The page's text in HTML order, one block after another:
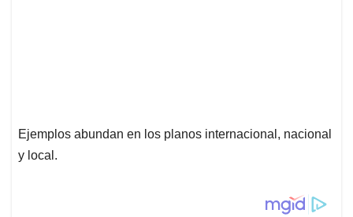
Ejemplos abundan en los planos internacional, nacional
y local.